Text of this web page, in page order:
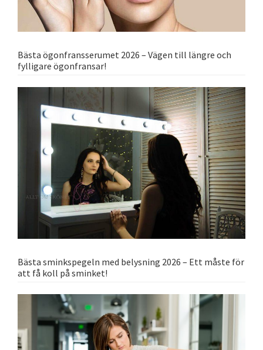
Bästa ögonfransserumet 2026 – Vägen till längre och
fylligare ögonfransar!
Bästa sminkspegeln med belysning 2026 – Ett måste för
att få koll på sminket!